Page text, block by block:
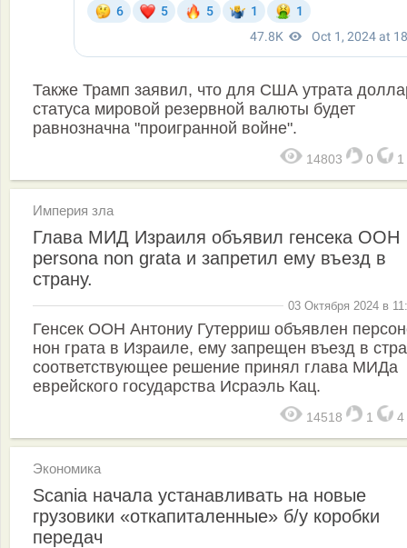
Также Трамп заявил, что для США утрата
статуса мировой резервной валюты будет
равнозначна "проигранной войне".
14803 0 1
Империя зла
Глава МИД Израиля объявил генсека ООН
persona non grata и запретил ему въезд в
страну.
03 Октября 2024 в
Генсек ООН Антониу Гутерриш объявлен
нон грата в Израиле, ему запрещен въезд в
соответствующее решение принял глава МИДа
еврейского государства Исраэль Кац.
14518 1 4
Экономика
Scania начала устанавливать на новые
грузовики «откапиталенные» б/у коробки
передач